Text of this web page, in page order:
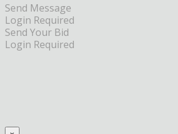
Send Message
Login Required
Send Your Bid
Login Required